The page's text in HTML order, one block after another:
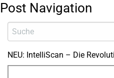
Post Navigation
NEU: IntelliScan – Die